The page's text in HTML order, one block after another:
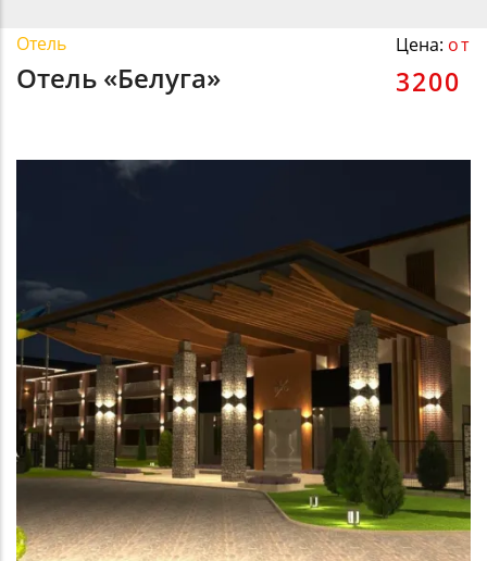
Отель
Отель «Белуга»
Цена: от
3200